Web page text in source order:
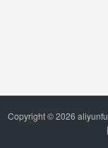
Copyright © 2026